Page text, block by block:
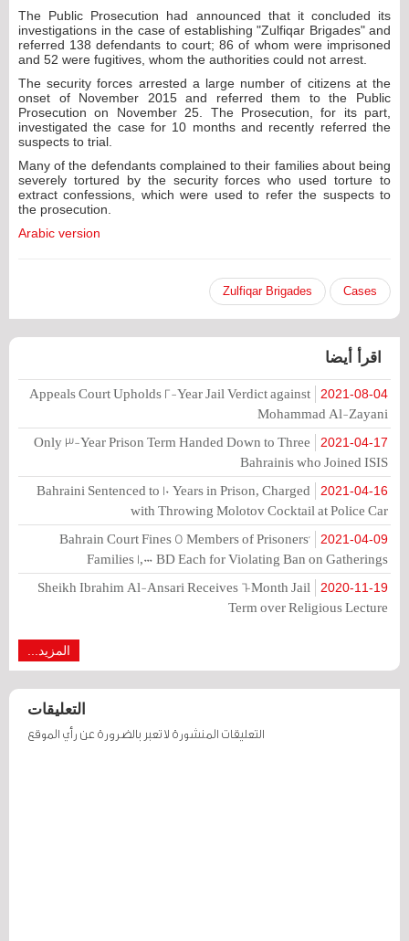
The Public Prosecution had announced that it concluded its
investigations in the case of establishing "Zulfiqar Brigades" and
referred 138 defendants to court; 86 of whom were imprisoned
and 52 were fugitives, whom the authorities could not arrest.
The security forces arrested a large number of citizens at the
onset of November 2015 and referred them to the Public
Prosecution on November 25. The Prosecution, for its part,
investigated the case for 10 months and recently referred the
suspects to trial.
Many of the defendants complained to their families about being
severely tortured by the security forces who used torture to
extract confessions, which were used to refer the suspects to
the prosecution.
Arabic version
Cases
Zulfiqar Brigades
اقرأ أيضا
2021-08-04
Appeals Court Upholds 2-Year Jail Verdict against
Mohammad Al-Zayani
2021-04-17
Only 3-Year Prison Term Handed Down to Three
Bahrainis who Joined ISIS
2021-04-16
Bahraini Sentenced to 10 Years in Prison, Charged
with Throwing Molotov Cocktail at Police Car
2021-04-09
Bahrain Court Fines 5 Members of Prisoners'
Families 1,000 BD Each for Violating Ban on Gatherings
2020-11-19
Sheikh Ibrahim Al-Ansari Receives 6-Month Jail
Term over Religious Lecture
المزيد...
التعليقات
التعليقات المنشورة لا تعبر بالضرورة عن رأي الموقع